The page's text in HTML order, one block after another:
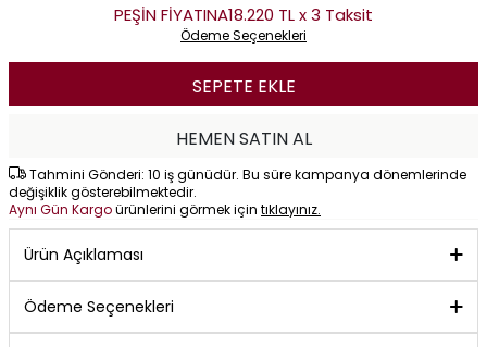
PEŞİN FİYATINA18.220 TL x 3 Taksit
Ödeme Seçenekleri
SEPETE EKLE
HEMEN SATIN AL
Tahmini Gönderi: 10 iş günüdür. Bu süre kampanya dönemlerinde
değişiklik gösterebilmektedir.
Aynı Gün Kargoürünlerini görmek için tıklayınız.
Ürün Açıklaması
Ödeme Seçenekleri